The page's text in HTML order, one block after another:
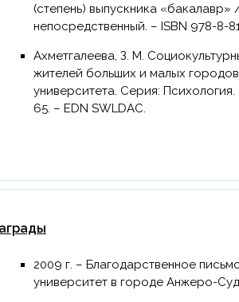
(степень) выпускника «бакалавр»
непосредственный. – ISBN 978-8-
Ахметгалеева, З. М. Социокультурные потребности в юношеском возрасте (на примере
жителей больших и малых
университета. Серия:
65. – EDN SWLDAC.
2009 г. – Благодарственное письмо от Филиала ГОУ ВПО «Кемеровский государственный
университет в городе Анжеро-